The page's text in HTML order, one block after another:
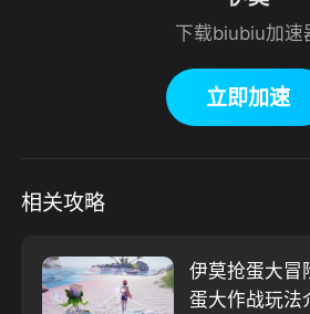
下载biubiu加速
立即加速
相关攻略
伊莫抢蛋大冒
蛋大作战玩法